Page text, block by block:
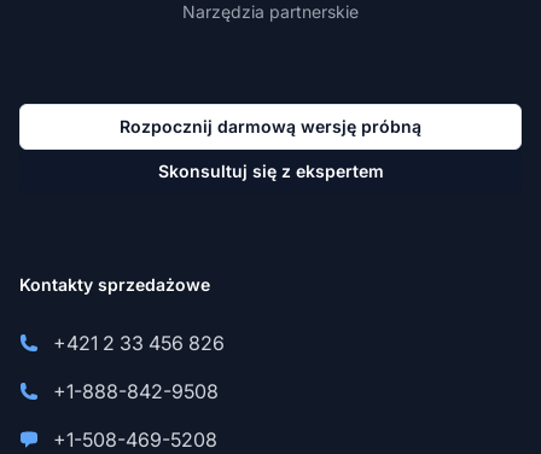
Narzędzia partnerskie
Rozpocznij darmową wersję próbną
Skonsultuj się z ekspertem
Kontakty sprzedażowe
+421 2 33 456 826
+1-888-842-9508
+1-508-469-5208